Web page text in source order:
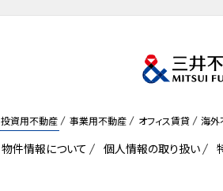
投資用不動産 事業用不動産 オフィス賃貸 海外
物件情報について 個人情報の取り扱い